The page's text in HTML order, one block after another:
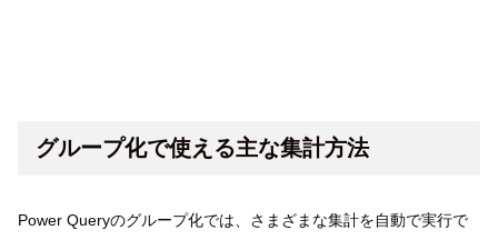
グループ化で使える主な集計方法
Power Queryのグループ化では、さまざまな集計を自動で実行で